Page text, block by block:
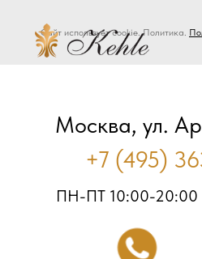
Сайт использует cookie. Политика.
+7 (495) 363-76-99
ПН-ПТ 10:00-20:00 СБ 11:00-